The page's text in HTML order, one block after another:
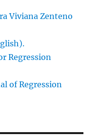
Viviana Zenteno
Regression
of Regression